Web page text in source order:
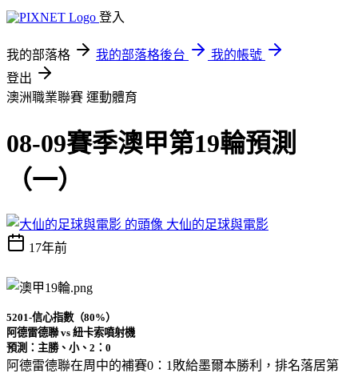
登入
我的部落格 我的部落格後台
我的帳號
登出
澳洲職業聯賽 運動體育
08-09賽季澳甲第19輪預測
（一）
大仙的足球與電影
17年前
5201-信心指數（80%）
阿德雷德聯 vs 紐卡索噴射機
預測：主勝、小、2：0
阿德雷德聯在周中的補賽0：1敗給墨爾本勝利，排名落居第